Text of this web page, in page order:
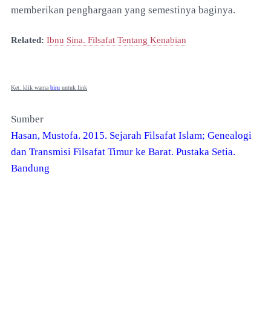
memberikan penghargaan yang semestinya baginya.
Related: Ibnu Sina. Filsafat Tentang Kenabian
Ket. klik warna biru untuk link
Sumber
Hasan, Mustofa. 2015. Sejarah Filsafat Islam; Genealogi
dan Transmisi Filsafat Timur ke Barat. Pustaka Setia.
Bandung